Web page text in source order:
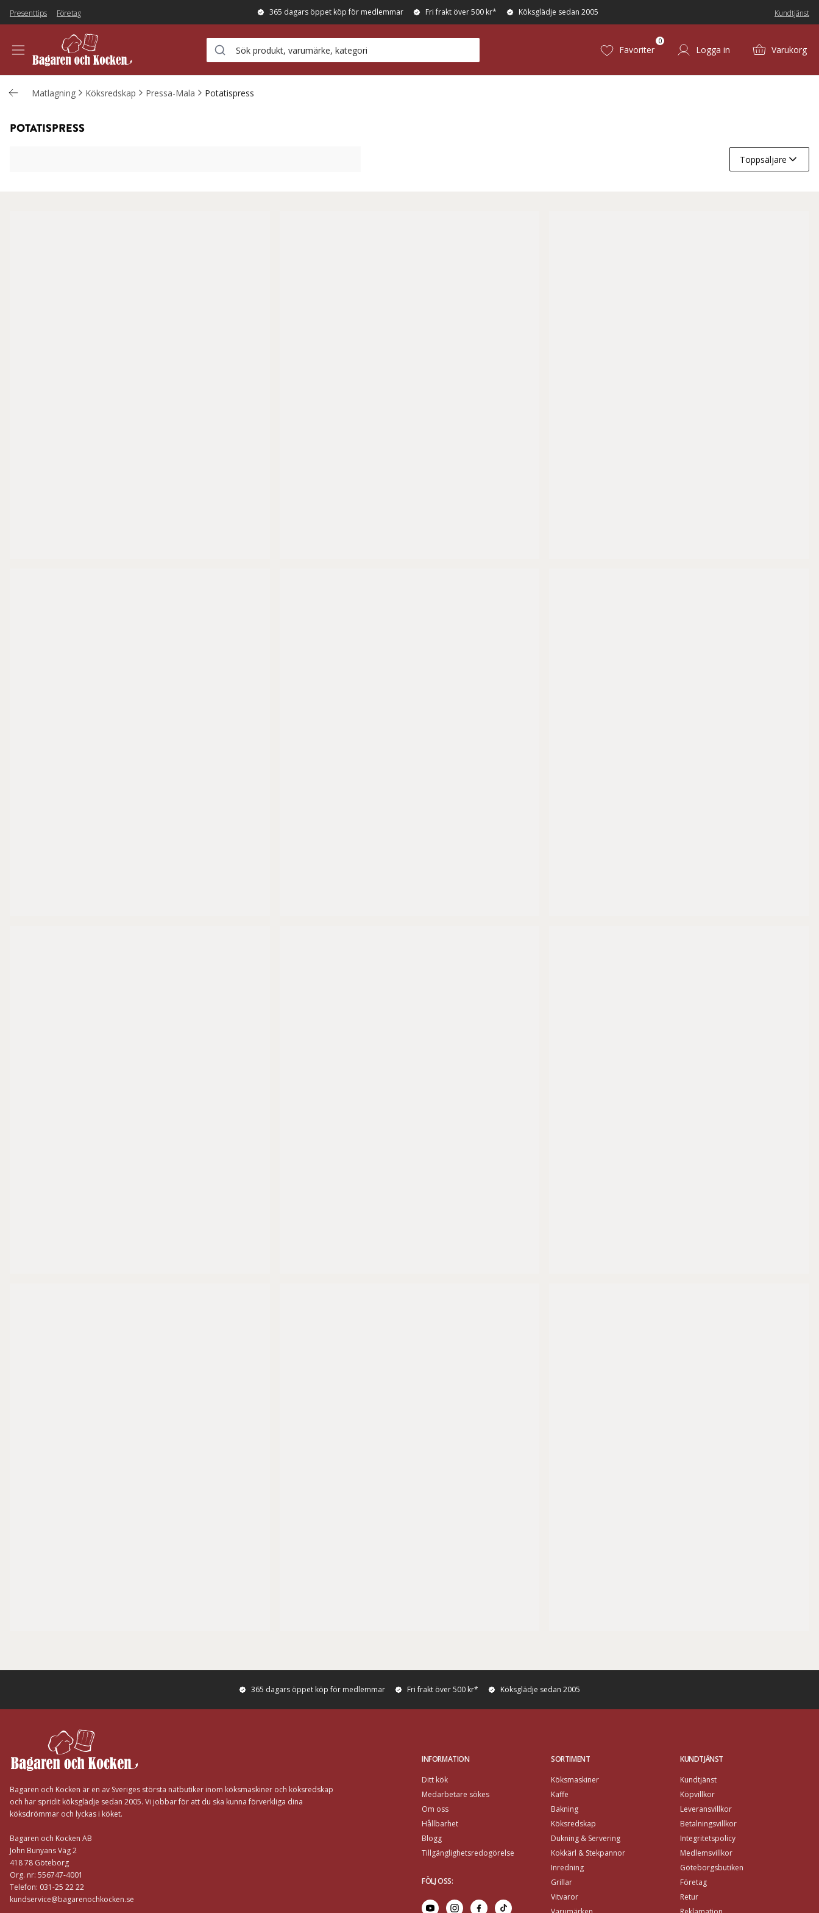
Presenttips Företag 365 dagars öppet köp för medlemmar Fri frakt över 500 kr* Köksglädje sedan 2005 Kundtjänst
Favoriter
0
Logga in Varukorg
Matlagning Köksredskap Pressa-Mala Potatispress
POTATISPRESS
Toppsäljare
365 dagars öppet köp för medlemmar Fri frakt över 500 kr* Köksglädje sedan 2005
Bagaren och Kocken är en av Sveriges största nätbutiker inom köksmaskiner och köksredskap
och har spridit köksglädje sedan 2005. Vi jobbar för att du ska kunna förverkliga dina
köksdrömmar och lyckas i köket.
Bagaren och Kocken AB
John Bunyans Väg 2
418 78 Göteborg
Org. nr: 556747-4001
Telefon: 031-25 22 22
kundservice@bagarenochkocken.se
INFORMATION
Ditt kök
Medarbetare sökes
Om oss
Hållbarhet
Blogg
Tillgänglighetsredogörelse
FÖLJ OSS:
SORTIMENT
Köksmaskiner
Kaffe
Bakning
Köksredskap
Dukning & Servering
Kokkärl & Stekpannor
Inredning
Grillar
Vitvaror
KUNDTJÄNST
Kundtjänst
Köpvillkor
Leveransvillkor
Betalningsvillkor
Integritetspolicy
Medlemsvillkor
Göteborgsbutiken
Företag
Retur